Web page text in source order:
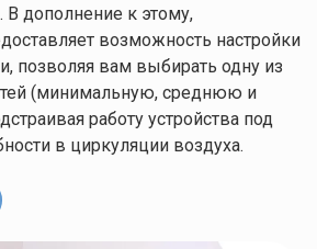
В дополнение к этому,
возможность настройки
позволяя вам выбирать одну из
(минимальную, среднюю и
работу устройства под
в циркуляции воздуха.